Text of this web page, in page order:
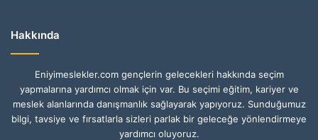
Hakkında
Eniyimeslekler.com gençlerin gelecekleri hakkında seçim
yapmalarına yardımcı olmak için var. Bu seçimi eğitim, kariyer ve
meslek alanlarında danışmanlık sağlayarak yapıyoruz. Sunduğumuz
bilgi, tavsiye ve fırsatlarla sizleri parlak bir geleceğe yönlendirmeye
yardımcı oluyoruz.